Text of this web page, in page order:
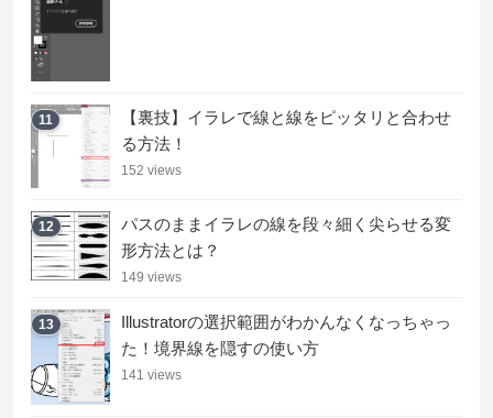
11
【裏技】イラレで線と線をピッタリと合わせ
る方法！
152 views
12
パスのままイラレの線を段々細く尖らせる変
形方法とは？
149 views
13
Illustratorの選択範囲がわかんなくなっちゃっ
た！境界線を隠すの使い方
141 views